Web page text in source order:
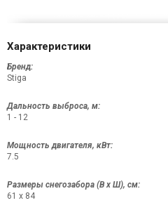
Характеристики
Бренд:
Stiga
Дальность выброса, м:
1 - 12
Мощность двигателя, кВт:
7.5
Размеры снегозабора (В x Ш), см:
61 x 84